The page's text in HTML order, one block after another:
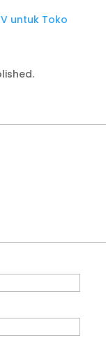
untuk Toko